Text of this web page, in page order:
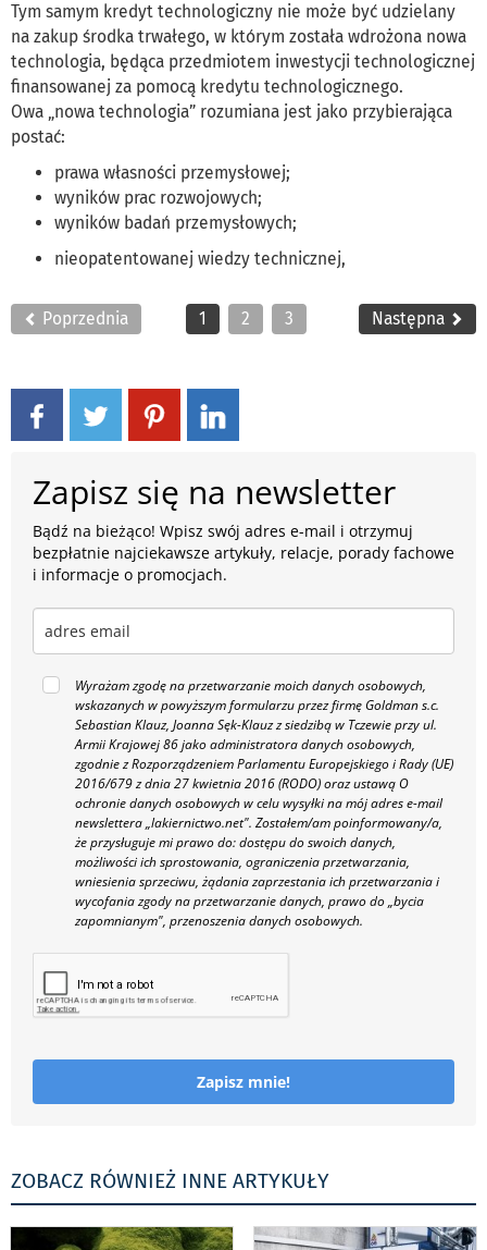
Tym samym kredyt technologiczny nie może być udzielany
na zakup środka trwałego, w którym została wdrożona nowa
technologia, będąca przedmiotem inwestycji technologicznej
finansowanej za pomocą kredytu technologicznego.
Owa „nowa technologia” rozumiana jest jako przybierająca
postać:
prawa własności przemysłowej;
wyników prac rozwojowych;
wyników badań przemysłowych;
nieopatentowanej wiedzy technicznej,
Poprzednia 1 2 3 Następna
Zapisz się na newsletter
Bądź na bieżąco! Wpisz swój adres e-mail i otrzymuj
bezpłatnie najciekawsze artykuły, relacje, porady fachowe
i informacje o promocjach.
Wyrażam zgodę na przetwarzanie moich danych osobowych,
wskazanych w powyższym formularzu przez firmę Goldman s.c.
Sebastian Klauz, Joanna Sęk-Klauz z siedzibą w Tczewie przy ul.
Armii Krajowej 86 jako administratora danych osobowych,
zgodnie z Rozporządzeniem Parlamentu Europejskiego i Rady (UE)
2016/679 z dnia 27 kwietnia 2016 (RODO) oraz ustawą O
ochronie danych osobowych w celu wysyłki na mój adres e-mail
newslettera „lakiernictwo.net". Zostałem/am poinformowany/a,
że przysługuje mi prawo do: dostępu do swoich danych,
możliwości ich sprostowania, ograniczenia przetwarzania,
wniesienia sprzeciwu, żądania zaprzestania ich przetwarzania i
wycofania zgody na przetwarzanie danych, prawo do „bycia
zapomnianym", przenoszenia danych osobowych.
Zapisz mnie!
ZOBACZ RÓWNIEŻ INNE ARTYKUŁY